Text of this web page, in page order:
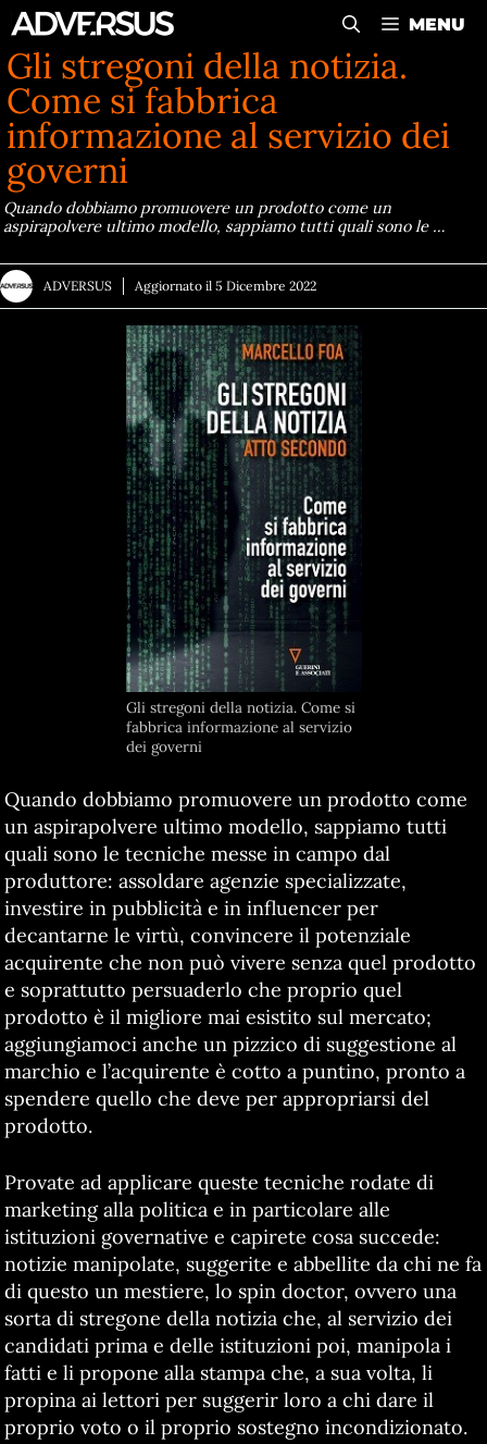
Vai
al
contenuto
MENU
Gli stregoni della notizia.
Come si fabbrica
informazione al servizio dei
governi
Quando dobbiamo promuovere un prodotto come un
aspirapolvere ultimo modello, sappiamo tutti quali sono le …
ADVERSUS Aggiornato il 5 Dicembre 2022
Gli stregoni della notizia. Come si
fabbrica informazione al servizio
dei governi
Quando dobbiamo promuovere un prodotto come
un aspirapolvere ultimo modello, sappiamo tutti
quali sono le tecniche messe in campo dal
produttore: assoldare agenzie specializzate,
investire in pubblicità e in influencer per
decantarne le virtù, convincere il potenziale
acquirente che non può vivere senza quel prodotto
e soprattutto persuaderlo che proprio quel
prodotto è il migliore mai esistito sul mercato;
aggiungiamoci anche un pizzico di suggestione al
marchio e l’acquirente è cotto a puntino, pronto a
spendere quello che deve per appropriarsi del
prodotto.
Provate ad applicare queste tecniche rodate di
marketing alla politica e in particolare alle
istituzioni governative e capirete cosa succede:
notizie manipolate, suggerite e abbellite da chi ne fa
di questo un mestiere, lo spin doctor, ovvero una
sorta di stregone della notizia che, al servizio dei
candidati prima e delle istituzioni poi, manipola i
fatti e li propone alla stampa che, a sua volta, li
propina ai lettori per suggerir loro a chi dare il
proprio voto o il proprio sostegno incondizionato.